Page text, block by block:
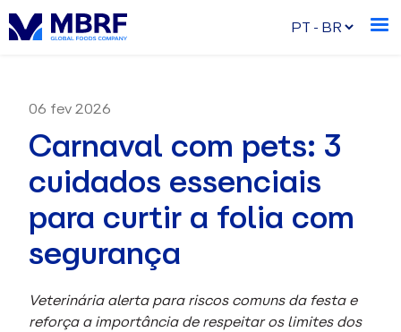
06 fev 2026
Carnaval com pets: 3
cuidados essenciais
para curtir a folia com
segurança
Veterinária alerta para riscos comuns da festa e
reforça a importância de respeitar os limites dos